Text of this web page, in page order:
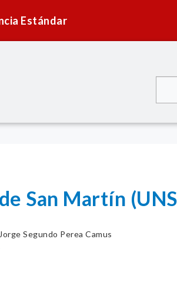
Estándar
San Martí­n
Segundo Perea Camus